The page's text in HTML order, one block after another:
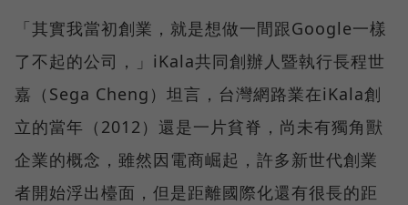
「其實我當初創業，就是想做一間跟Google一樣
了不起的公司，」iKala共同創辦人暨執行長程世
嘉（Sega Cheng）坦言，台灣網路業在iKala創
立的當年（2012）還是一片貧脊，尚未有獨角獸
企業的概念，雖然因電商崛起，許多新世代創業
者開始浮出檯面，但是距離國際化還有很長的距